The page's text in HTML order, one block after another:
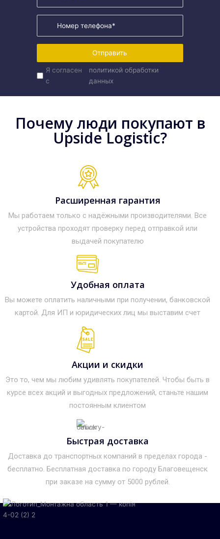
Отправить
Я согласен
с
политикой обработки
данных
Почему люди покупают в
Upside Logistic?
Расширенная гарантия
Мы работаем только с надёжными производителями. Все
устройства проходят проверку перед отправкой или
выдачей покупателю
Удобная оплата
Вы можете оплатить наличными при получении, банковской
картой. Для ИП и юридических лиц мы выставим счет
Акции и скидки
Это то, чем мы любим удивлять покупателей. Чтобы быть в
курсе всех акций и выгодных предложений, станьте нашим
постоянным клиентом
Быстрая доставка
Доставка до транспортных компаний в пределах города -
бесплатно. Бесплатная доставка по городу Благовещенск
при заказе на сумму от 5000 рублей.